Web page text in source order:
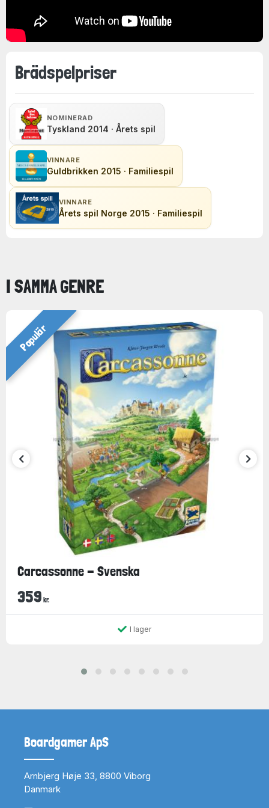
Brädspelpriser
NOMINERAD
Tyskland 2014 · Årets spil
VINNARE
Guldbrikken 2015 · Familiespil
VINNARE
Årets spil Norge 2015 · Familiespil
I SAMMA GENRE
Populär
Carcassonne - Svenska
359 kr.
I lager
Boardgamer ApS
Arnbjerg Høje 33, 8800 Viborg
Danmark